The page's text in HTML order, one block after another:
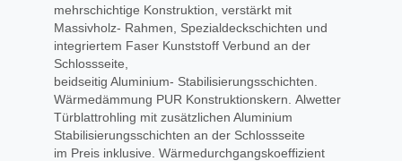
mehrschichtige Konstruktion, verstärkt mit
Massivholz- Rahmen, Spezialdeckschichten und
integriertem Faser Kunststoff Verbund an der
Schlossseite,
beidseitig Aluminium- Stabilisierungsschichten.
Wärmedämmung PUR Konstruktionskern. Alwetter
Türblattrohling mit zusätzlichen Aluminium
Stabilisierungsschichten an der Schlossseite
im Preis inklusive. Wärmedurchgangskoeffizient